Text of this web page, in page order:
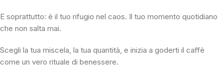
E soprattutto: è il tuo rifugio nel caos. Il tuo momento quotidiano
che non salta mai.
Scegli la tua miscela, la tua quantità, e inizia a goderti il caffè
come un vero rituale di benessere.